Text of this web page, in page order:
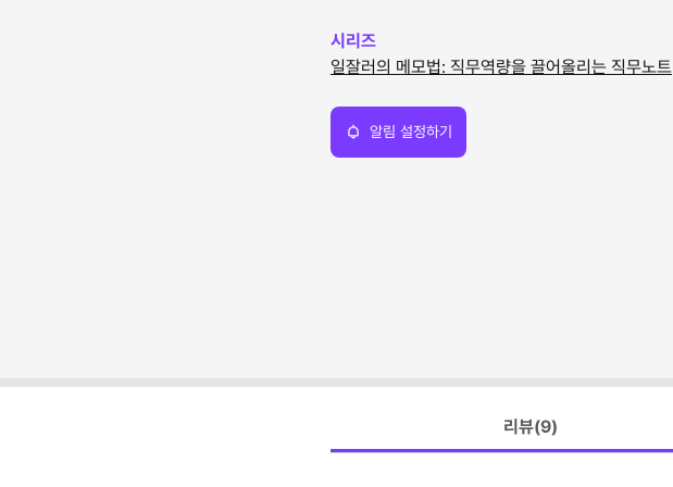
시리즈
일잘러의 메모법: 직무역량을 끌어올리는 직무노트
알림 설정하기
리뷰(9)